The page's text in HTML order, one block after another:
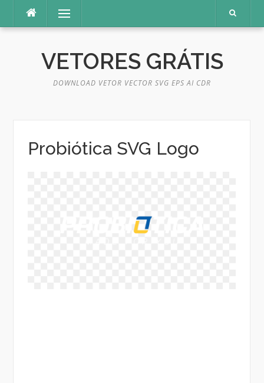
o
Menu
VETORES GRÁTIS
DOWNLOAD VETOR VECTOR SVG EPS AI CDR
Probiótica SVG Logo